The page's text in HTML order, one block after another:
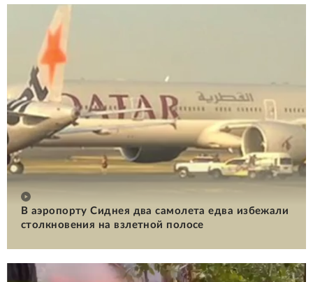
В аэропорту Сиднея два самолета едва избежали
столкновения на взлетной полосе